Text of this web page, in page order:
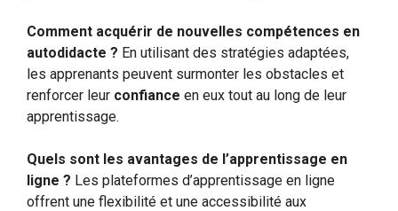
Comment acquérir de nouvelles compétences en
autodidacte ? En utilisant des stratégies adaptées,
les apprenants peuvent surmonter les obstacles et
renforcer leur confiance en eux tout au long de leur
apprentissage.
Quels sont les avantages de l’apprentissage en
ligne ? Les plateformes d’apprentissage en ligne
offrent une flexibilité et une accessibilité aux